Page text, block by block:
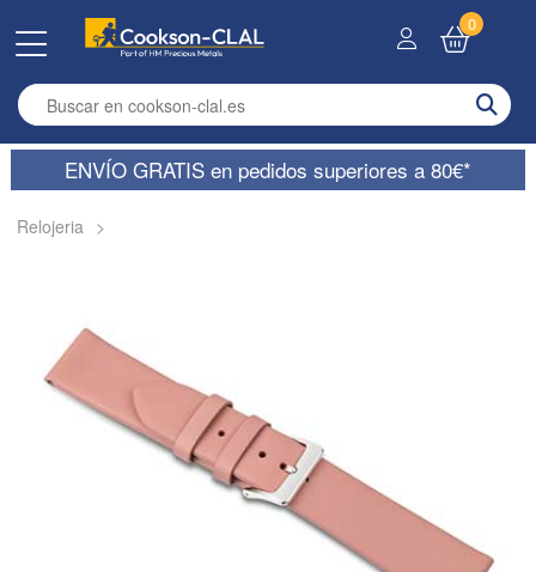
Enter search term
0
ENVÍO GRATIS en pedidos superiores a 80€*
Relojeria >